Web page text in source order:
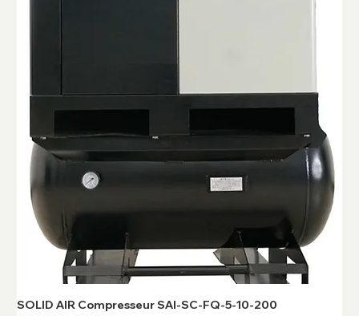
SOLID AIR Compresseur SAI-SC-FQ-5-10-200